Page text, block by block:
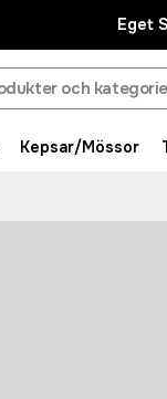
Eget
Kepsar/Mössor